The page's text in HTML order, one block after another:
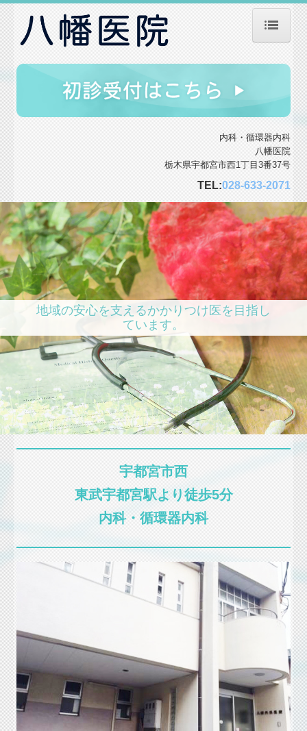
生活習慣病
施設・設備のご案内
交通案内
個人情報保護方針
内科・循環器内科
八幡医院
栃木県宇都宮市西1丁目3番37号
TEL:028-633-2071
地域の安心を支えるかかりつけ医を目指し
ています。
宇都宮市西
東武宇都宮駅より徒歩5分
内科・循環器内科